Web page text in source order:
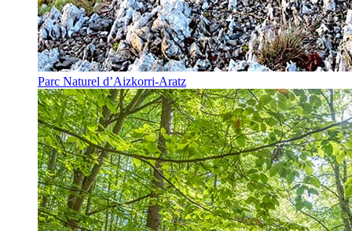
Parc Naturel d’Aizkorri-Aratz